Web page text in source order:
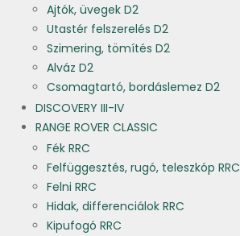
Ajtók, üvegek D2
Utastér felszerelés D2
Szimering, tömítés D2
Alváz D2
Csomagtartó, bordáslemez D2
DISCOVERY III-IV
RANGE ROVER CLASSIC
Fék RRC
Felfüggesztés, rugó, teleszkóp RRC
Felni RRC
Hidak, differenciálok RRC
Kipufogó RRC